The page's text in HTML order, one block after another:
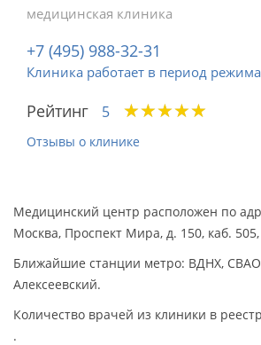
медицинская клиника
+7 (495) 988-32-31
Клиника работает в период
Рейтинг 5 ★★★★★
★★★★★
Отзывы о клинике
Медицинский центр расположен по
Москва, Проспект Мира, д. 150, каб.
Ближайшие станции метро: ВДНХ,
Алексеевский.
Количество врачей из клиники в
.